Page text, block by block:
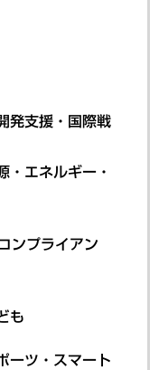
発支援・国際戦
・エネルギー・
ンプライアン
も
ーツ・スマート